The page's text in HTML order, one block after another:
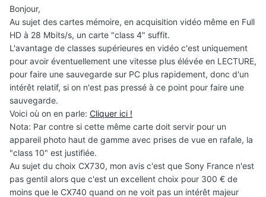
Bonjour,
Au sujet des cartes mémoire, en acquisition vidéo même en Full
HD à 28 Mbits/s, un carte "class 4" suffit.
L'avantage de classes supérieures en vidéo c'est uniquement
pour avoir éventuellement une vitesse plus élévée en LECTURE,
pour faire une sauvegarde sur PC plus rapidement, donc d'un
intérêt relatif, si on n'est pas pressé à ce point pour faire une
sauvegarde.
Voici où on en parle: Cliquer ici !
Nota: Par contre si cette même carte doit servir pour un
appareil photo haut de gamme avec prises de vue en rafale, la
"class 10" est justifiée.
Au sujet du choix CX730, mon avis c'est que Sony France n'est
pas gentil alors que c'est un excellent choix pour 300 € de
moins que le CX740 quand on ne voit pas un intérêt majeur